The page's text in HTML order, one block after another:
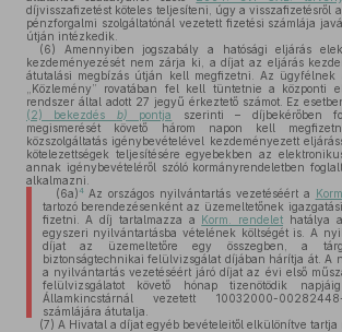
díjvisszafizetést köteles teljesíteni, úgy a visszafizetésről
pénzforgalmi szolgáltatónál vezetett fizetési számlája
útján intézkedik.
(6) Amennyiben jogszabály a hatósági eljárás
kezdeményezését nem zárja ki, a díjat az eljárás
átutalási megbízás útján kell megfizetni. Az ügyfélnek
„Közlemény” rovatában fel kell tüntetnie a központi
rendszer által adott 27 jegyű érkeztető számot. Ez
(2) bekezdés b) pontja
szerinti – díjbekérőben
megismerését követő három napon kell
közszolgáltatás igénybevételével kezdeményezett
kötelezettségek teljesítésére egyebekben az
annak igénybevételéről szóló kormányrendeletben
alkalmazni.
(6a)4Az országos nyilvántartás vezetéséért a
tartozó berendezésenként az üzemeltetőnek
fizetni. A díj tartalmazza a Korm. rendelet hatálya
egyszeri nyilvántartásba vételének költségét is. A
díjat az üzemeltetőre egy összegben, a
biztonságtechnikai felülvizsgálat díjában hárítja át. A
a nyilvántartás vezetéséért járó díjat az évi első
felülvizsgálatot követő hónap tizenötödik
Államkincstárnál vezetett 10032000-
számlájára átutalja.
(7) A Hivatal a díjat egyéb bevételeitől elkülönítve tartja